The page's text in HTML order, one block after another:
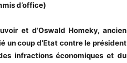
d’office)
et d’Oswald Homeky, ancien
un coup d’Etat contre le président
infractions économiques et du